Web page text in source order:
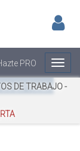
PRO
DE TRABAJO -